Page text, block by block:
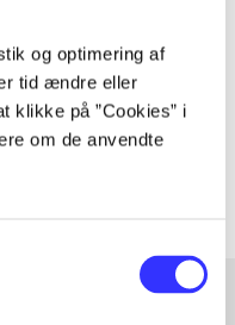
og optimering af
tid ændre eller
klikke på ”Cookies” i
om de anvendte
amet ...
about